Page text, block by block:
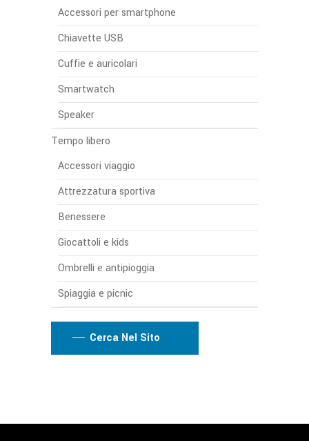
Accessori per smartphone
Chiavette USB
Cuffie e auricolari
Smartwatch
Speaker
Tempo libero
Accessori viaggio
Attrezzatura sportiva
Benessere
Giocattoli e kids
Ombrelli e antipioggia
Spiaggia e picnic
Cerca Nel Sito